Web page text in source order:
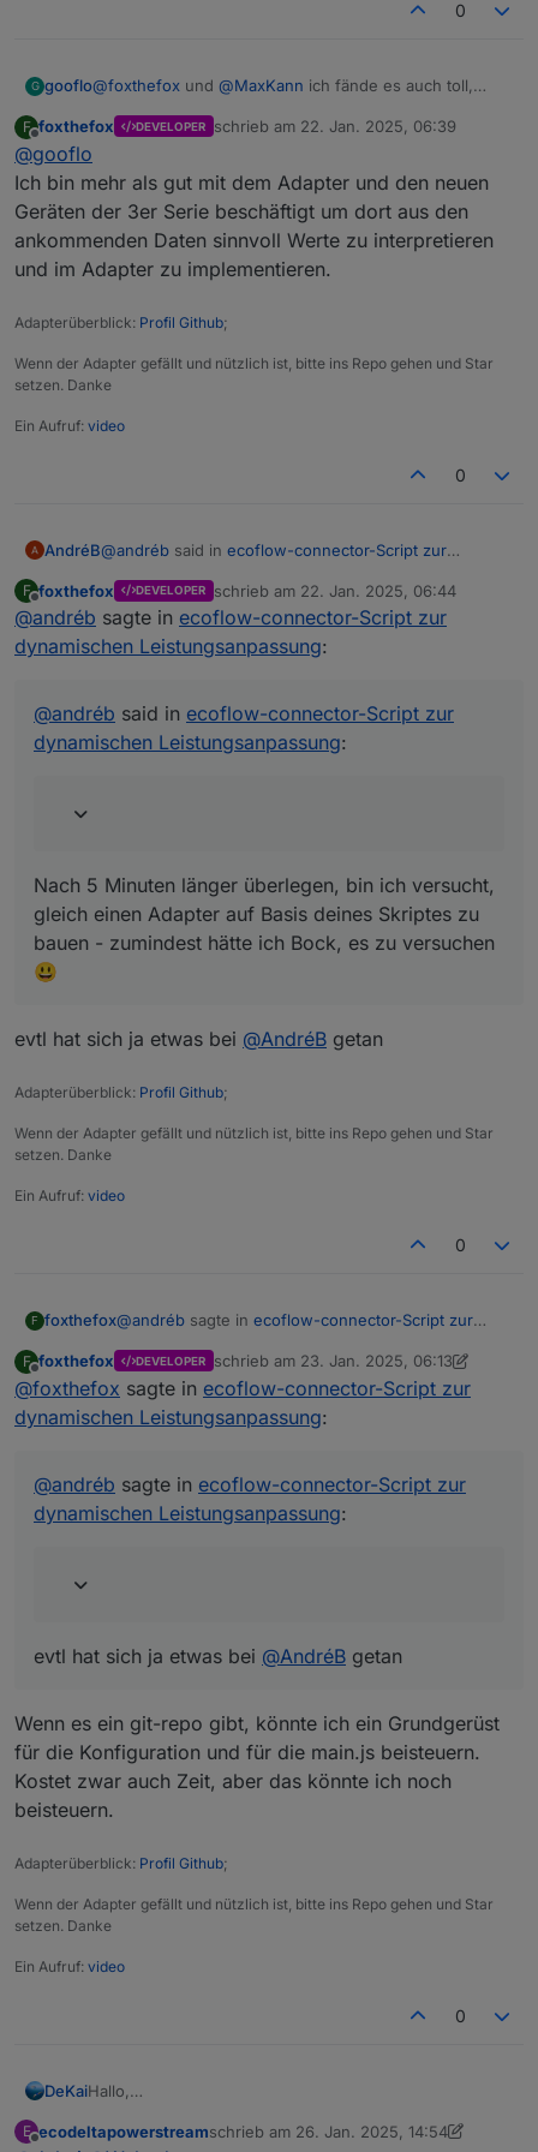
Beim Analysieren von DeltaPro3 Telegrammen sind
0
G gooflo@foxthefox und @MaxKann ich fände es auch toll,
dafür Zeit?
Bei mir läuft zum Glück noch alles normal auch ohne
d.h. ich würde wohl erst aktiv werden, wenn ich dazu
gezwungen werde (und Zeit habe).
Falls sich jemand findet (oder gar mehrere) unterstütze
ich gerne.
F
Offline
foxthefox DEVELOPER schrieb am 22. Jan. 2025, 06:39
zuletzt editiert von
@gooflo
Ich bin mehr als gut mit dem Adapter und den neuen
Geräten der 3er Serie beschäftigt um dort aus den
ankommenden Daten sinnvoll Werte zu interpretieren
und im Adapter zu implementieren.
Adapterüberblick: Profil Github;
Wenn der Adapter gefällt und nützlich ist, bitte ins Repo gehen und Star
setzen. Danke
Ein Aufruf: video
0
AndréB@andréb said in ecoflow-connector-Script zur
Dafür wäre es aber notwendig, es auf GitHub zu
veröffentlichen. Dann könnte man da prima
zusammen dran arbeiten und Feedback bzw.
mehr Leute. Falls du Interesse hast, meld dich
gern mal. Wenn du da keinen Bock drauf oder
keine Zeit dafür hast, könnte ich das auch
Nach 5 Minuten länger überlegen, bin ich versucht,
bauen - zumindest hätte ich Bock, es zu versuchen 😃
F
Offline
foxthefox DEVELOPER schrieb am 22. Jan. 2025, 06:44
zuletzt editiert von
@andréb sagte in ecoflow-connector-Script zur
dynamischen Leistungsanpassung:
@andréb said in ecoflow-connector-Script zur
dynamischen Leistungsanpassung:
Nach 5 Minuten länger überlegen, bin ich versucht,
gleich einen Adapter auf Basis deines Skriptes zu
bauen - zumindest hätte ich Bock, es zu versuchen
😃
evtl hat sich ja etwas bei @AndréB getan
Adapterüberblick: Profil Github;
Wenn der Adapter gefällt und nützlich ist, bitte ins Repo gehen und Star
setzen. Danke
Ein Aufruf: video
0
F foxthefox@andréb sagte in ecoflow-connector-Script zur
@andréb said inecoflow-connector-Script zur
dynamischen Leistungsanpassung
GitHub zu veröffentlichen. Dann könnte
man da prima zusammen dran arbeiten
übernehmen - aber es ist ja dein Skript, da
Nach 5 Minuten länger überlegen, bin ich
versucht, gleich einen Adapter auf Basis deines
Skriptes zu bauen - zumindest hätte ich Bock,
evtl hat sich ja etwas bei@AndréB
F
Offline
foxthefox DEVELOPER schrieb am 23. Jan. 2025, 06:13
zuletzt editiert von foxthefox
@foxthefox sagte in ecoflow-connector-Script zur
dynamischen Leistungsanpassung:
@andréb sagte in ecoflow-connector-Script zur
dynamischen Leistungsanpassung:
evtl hat sich ja etwas bei @AndréB getan
Wenn es ein git-repo gibt, könnte ich ein Grundgerüst
für die Konfiguration und für die main.js beisteuern.
Kostet zwar auch Zeit, aber das könnte ich noch
beisteuern.
Adapterüberblick: Profil Github;
Wenn der Adapter gefällt und nützlich ist, bitte ins Repo gehen und Star
setzen. Danke
Ein Aufruf: video
0
DeKaiHallo,
leider bekomme ich es nicht so recht ans laufen. Ich
Jezt kommt das Problem.
E ecodeltapowerstreamschrieb am 26. Jan. 2025, 14:54
zuletzt editiert von ecodeltapowerstream